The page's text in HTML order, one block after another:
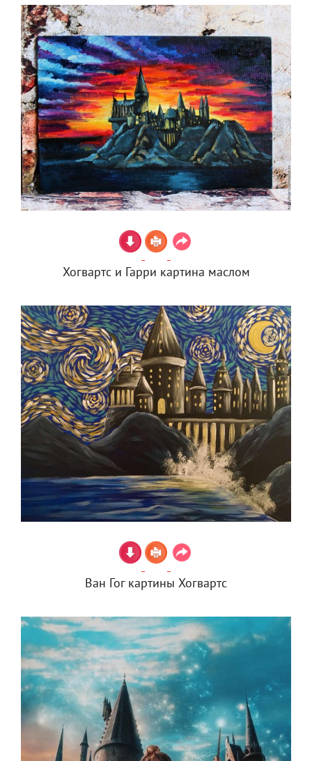
Хогвартс и Гарри картина маслом
Ван Гог картины Хогвартс